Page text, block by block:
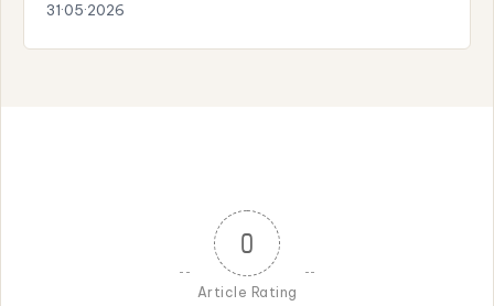
31·05·2026
0
Article Rating